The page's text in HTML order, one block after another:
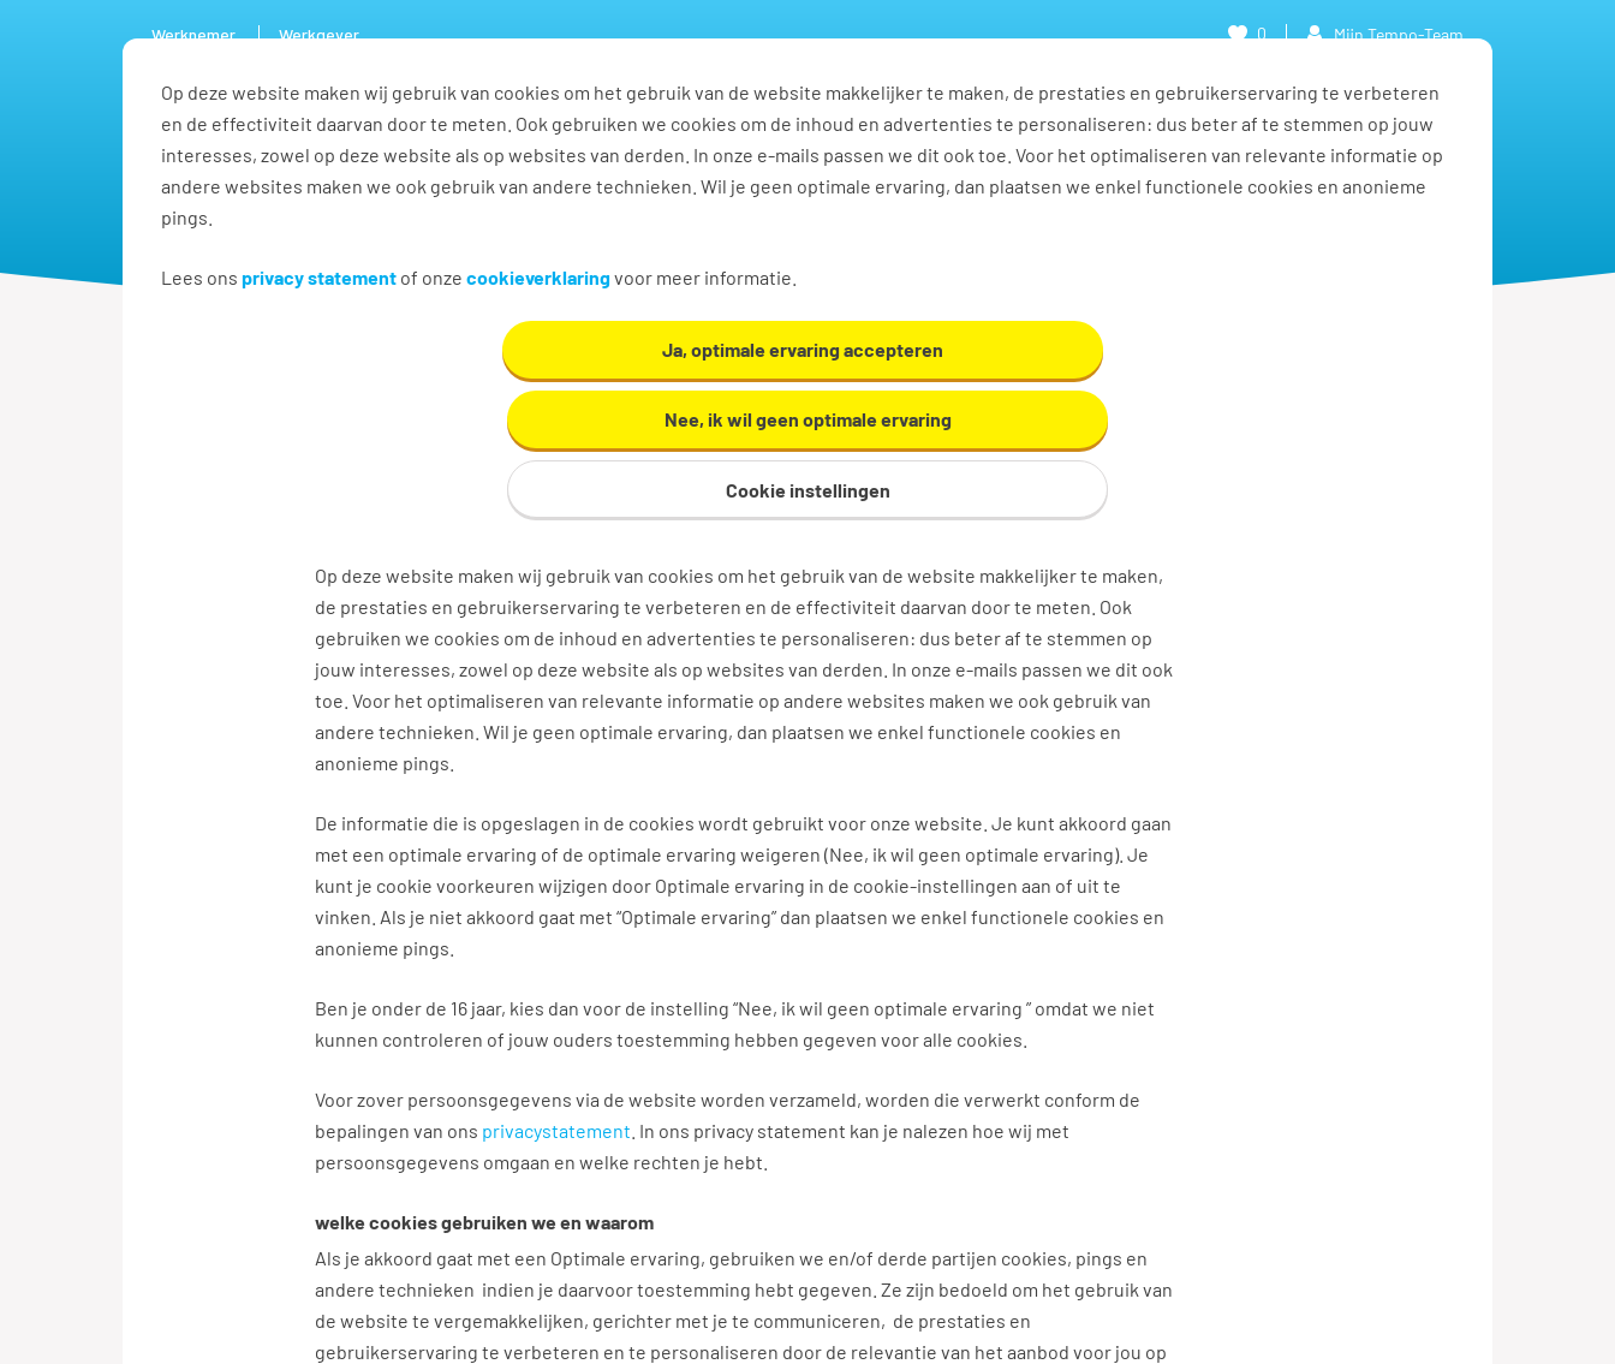
Op deze website maken wij gebruik van cookies om het gebruik van de website makkelijker te maken, de prestaties en gebruikerservaring te verbeteren
en de effectiviteit daarvan door te meten. Ook gebruiken we cookies om de inhoud en advertenties te personaliseren: dus beter af te stemmen op jouw
interesses, zowel op deze website als op websites van derden. In onze e-mails passen we dit ook toe. Voor het optimaliseren van relevante informatie op
andere websites maken we ook gebruik van andere technieken. Wil je geen optimale ervaring, dan plaatsen we enkel functionele cookies en anonieme
pings.
Lees ons privacy statement of onze cookieverklaringvoor meer informatie.
Ja, optimale ervaring accepteren
Nee, ik wil geen optimale ervaring
Cookie instellingen
Werknemer Werkgever
Vacatures Ontwikkel jezelf Werkplezier Contact
0 Mijn Tempo-Team
Cookieverklaring
Cookieverklaring Tempo-Team
www.tempo-team.nl
, de website van Tempo-Team Group Nederland bv (waaronder
haar dochtermaatschappijen), hierna te noemen ‘Tempo-Team’ of ‘wij’.
Op deze website maken wij gebruik van cookies om het gebruik van de website makkelijker te maken,
de prestaties en gebruikerservaring te verbeteren en de effectiviteit daarvan door te meten. Ook
gebruiken we cookies om de inhoud en advertenties te personaliseren: dus beter af te stemmen op
jouw interesses, zowel op deze website als op websites van derden. In onze e-mails passen we dit ook
toe. Voor het optimaliseren van relevante informatie op andere websites maken we ook gebruik van
andere technieken. Wil je geen optimale ervaring, dan plaatsen we enkel functionele cookies en
anonieme pings.
De informatie die is opgeslagen in de cookies wordt gebruikt voor onze website. Je kunt akkoord gaan
met een optimale ervaring of de optimale ervaring weigeren (Nee, ik wil geen optimale ervaring). Je
kunt je cookie voorkeuren wijzigen door Optimale ervaring in de cookie-instellingen aan of uit te
vinken. Als je niet akkoord gaat met “Optimale ervaring” dan plaatsen we enkel functionele cookies en
anonieme pings.
Ben je onder de 16 jaar, kies dan voor de instelling “Nee, ik wil geen optimale ervaring ” omdat we niet
kunnen controleren of jouw ouders toestemming hebben gegeven voor alle cookies.
Voor zover persoonsgegevens via de website worden verzameld, worden die verwerkt conform de
bepalingen van ons privacystatement . In ons privacy statement kan je nalezen hoe wij met
persoonsgegevens omgaan en welke rechten je hebt.
welke cookies gebruiken we en waarom
Als je akkoord gaat met een Optimale ervaring, gebruiken we en/of derde partijen cookies, pings en
andere technieken indien je daarvoor toestemming hebt gegeven. Ze zijn bedoeld om het gebruik van
de website te vergemakkelijken, gerichter met je te communiceren, de prestaties en
gebruikerservaring te verbeteren en te personaliseren door de relevantie van het aanbod voor jou op